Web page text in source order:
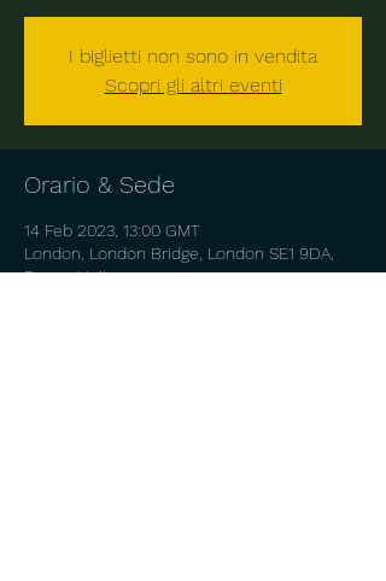
I biglietti non sono in vendita
Scopri gli altri eventi
Orario & Sede
14 Feb 2023, 13:00 GMT
London, London Bridge, London SE1 9DA,
Regno Unito